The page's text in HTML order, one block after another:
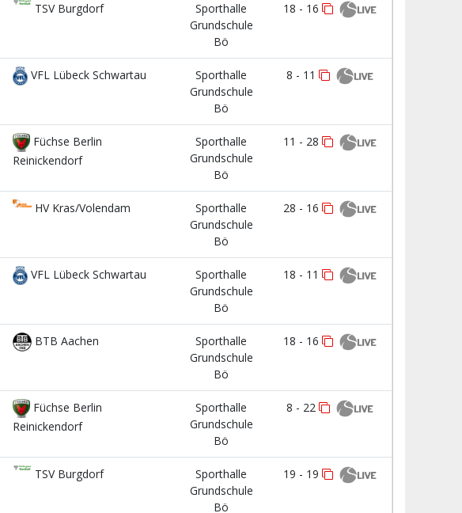
TSV Burgdorf
Sporthalle
Grundschule
Bö
18 - 16
VFL Lübeck Schwartau
Sporthalle
Grundschule
Bö
8 - 11
Füchse Berlin
Reinickendorf
Sporthalle
Grundschule
Bö
11 - 28
HV Kras/Volendam
Sporthalle
Grundschule
Bö
28 - 16
VFL Lübeck Schwartau
Sporthalle
Grundschule
Bö
18 - 11
BTB Aachen
Sporthalle
Grundschule
Bö
18 - 16
Füchse Berlin
Reinickendorf
Sporthalle
Grundschule
Bö
8 - 22
TSV Burgdorf
Sporthalle
Grundschule
Bö
19 - 19